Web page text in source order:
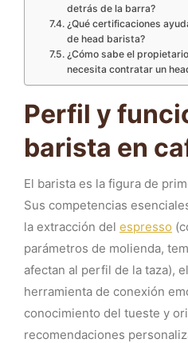
detrás de la barra?
¿Qué certificaciones
de head barista?
¿Cómo sabe el
necesita contratar un
Perfil y
barista en
El barista es la figura de
Sus competencias
la extracción del espresso
parámetros de molienda,
afectan al perfil de la taza),
herramienta de conexión
conocimiento del tueste y
recomendaciones